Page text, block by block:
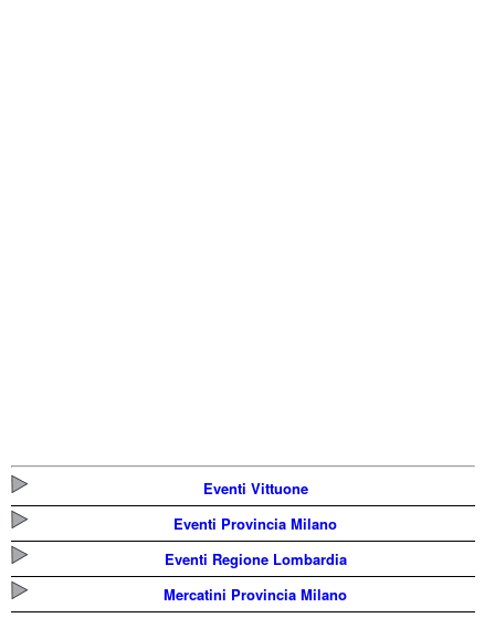
Eventi Vittuone
Eventi Provincia Milano
Eventi Regione Lombardia
Mercatini Provincia Milano